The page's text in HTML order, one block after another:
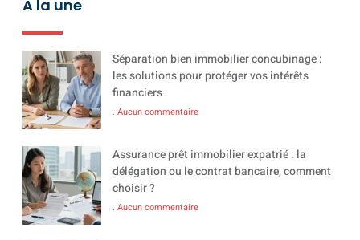
A la une
Séparation bien immobilier concubinage :
les solutions pour protéger vos intérêts
financiers
Aucun commentaire
Assurance prêt immobilier expatrié : la
délégation ou le contrat bancaire, comment
choisir ?
Aucun commentaire